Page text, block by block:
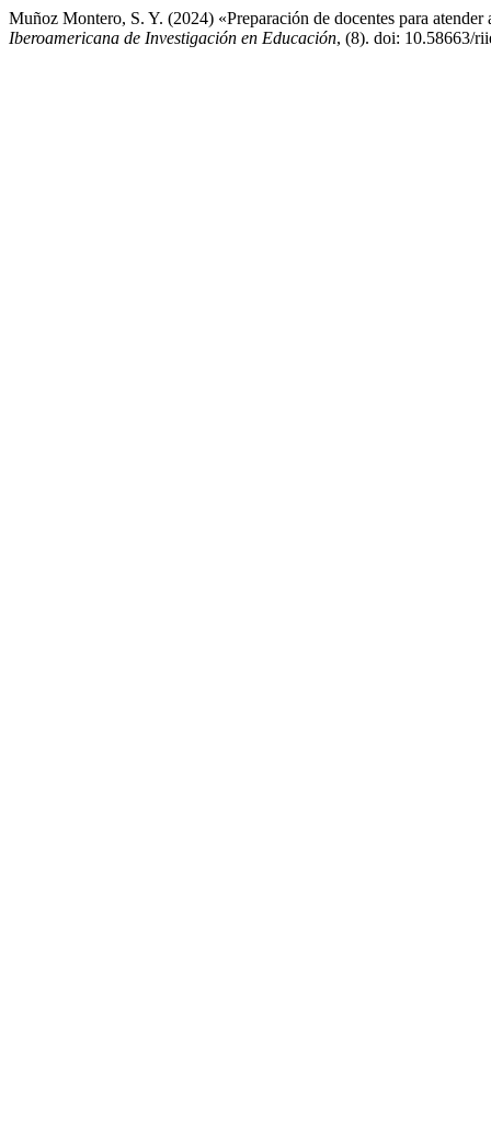
Muñoz Montero, S. Y. (2024) «Preparación de docentes para
Iberoamericana de Investigación en Educación, (8). doi: 10.58663/